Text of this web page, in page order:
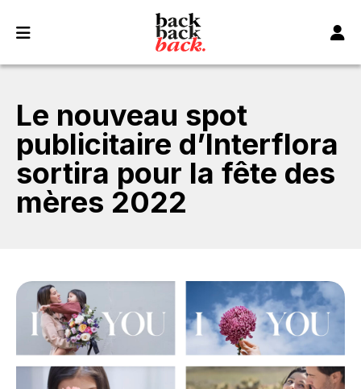
Le nouveau spot
publicitaire d’Interflora
sortira pour la fête des
mères 2022